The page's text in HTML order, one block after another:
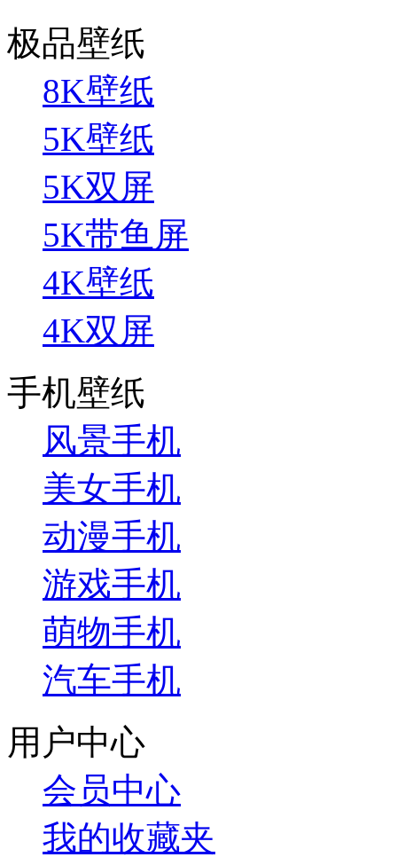
极品壁纸
8K壁纸
5K壁纸
5K双屏
5K带鱼屏
4K壁纸
4K双屏
手机壁纸
风景手机
美女手机
动漫手机
游戏手机
萌物手机
汽车手机
用户中心
会员中心
我的收藏夹